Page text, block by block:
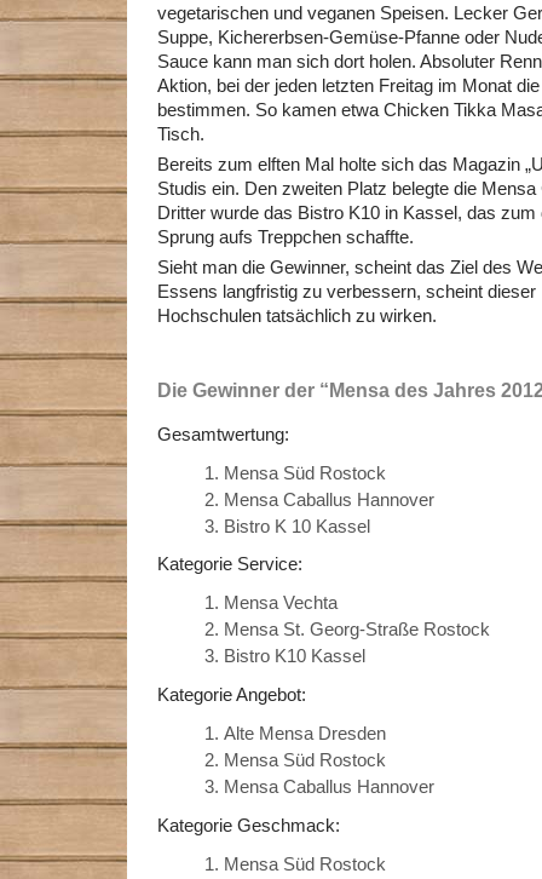
vegetarischen und veganen Speisen. Lecker
Suppe, Kichererbsen-Gemüse-Pfanne oder
Sauce kann man sich dort holen. Absoluter
Aktion, bei der jeden letzten Freitag im Monat
bestimmen. So kamen etwa Chicken Tikka
Tisch.
Bereits zum elften Mal holte sich das Magazin
Studis ein. Den zweiten Platz belegte die
Dritter wurde das Bistro K10 in Kassel, das zum
Sprung aufs Treppchen schaffte.
Sieht man die Gewinner, scheint das Ziel des
Essens langfristig zu verbessern, scheint
Hochschulen tatsächlich zu wirken.
Die Gewinner der “Mensa des Jahres
Gesamtwertung:
Mensa Süd Rostock
Mensa Caballus Hannover
Bistro K 10 Kassel
Kategorie Service:
Mensa Vechta
Mensa St. Georg-Straße Rostock
Bistro K10 Kassel
Kategorie Angebot:
Alte Mensa Dresden
Mensa Süd Rostock
Mensa Caballus Hannover
Kategorie Geschmack:
Mensa Süd Rostock